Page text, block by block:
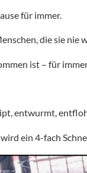
für immer.
die sie nie
ist – für
entwurmt,
ein 4-fach